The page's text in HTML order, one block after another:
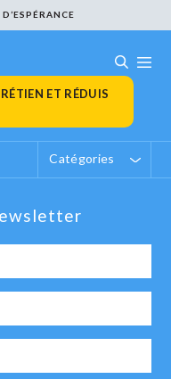
ET RÉDUIS
Catégories